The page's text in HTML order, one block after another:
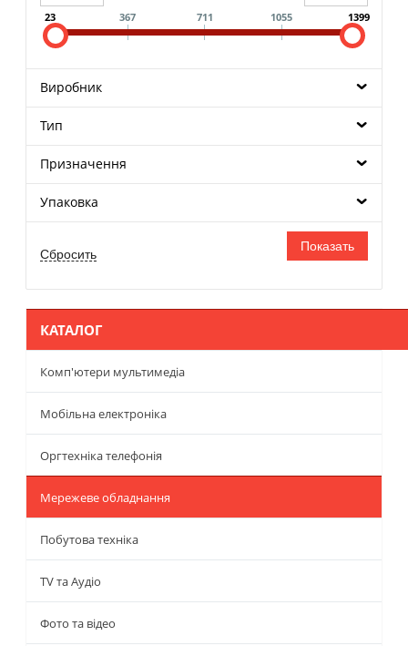
23 367 711 1055 1399
Виробник
Тип
Призначення
Упаковка
КАТАЛОГ
Комп'ютери мультимедіа
Мобільна електроніка
Оргтехніка телефонія
Мережеве обладнання
Побутова техніка
TV та Аудіо
Фото та відео